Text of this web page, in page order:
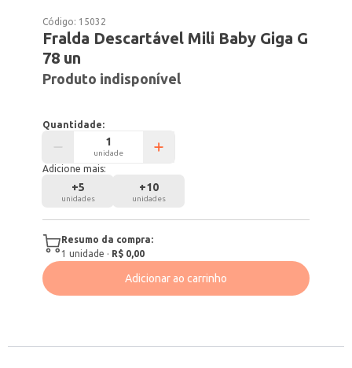
Código: 15032
Fralda Descartável Mili Baby Giga G
78 un
Produto indisponível
Quantidade:
unidade
Adicione mais:
+5
unidades
+10
unidades
Resumo da compra:
1 unidade · R$ 0,00
Adicionar ao carrinho